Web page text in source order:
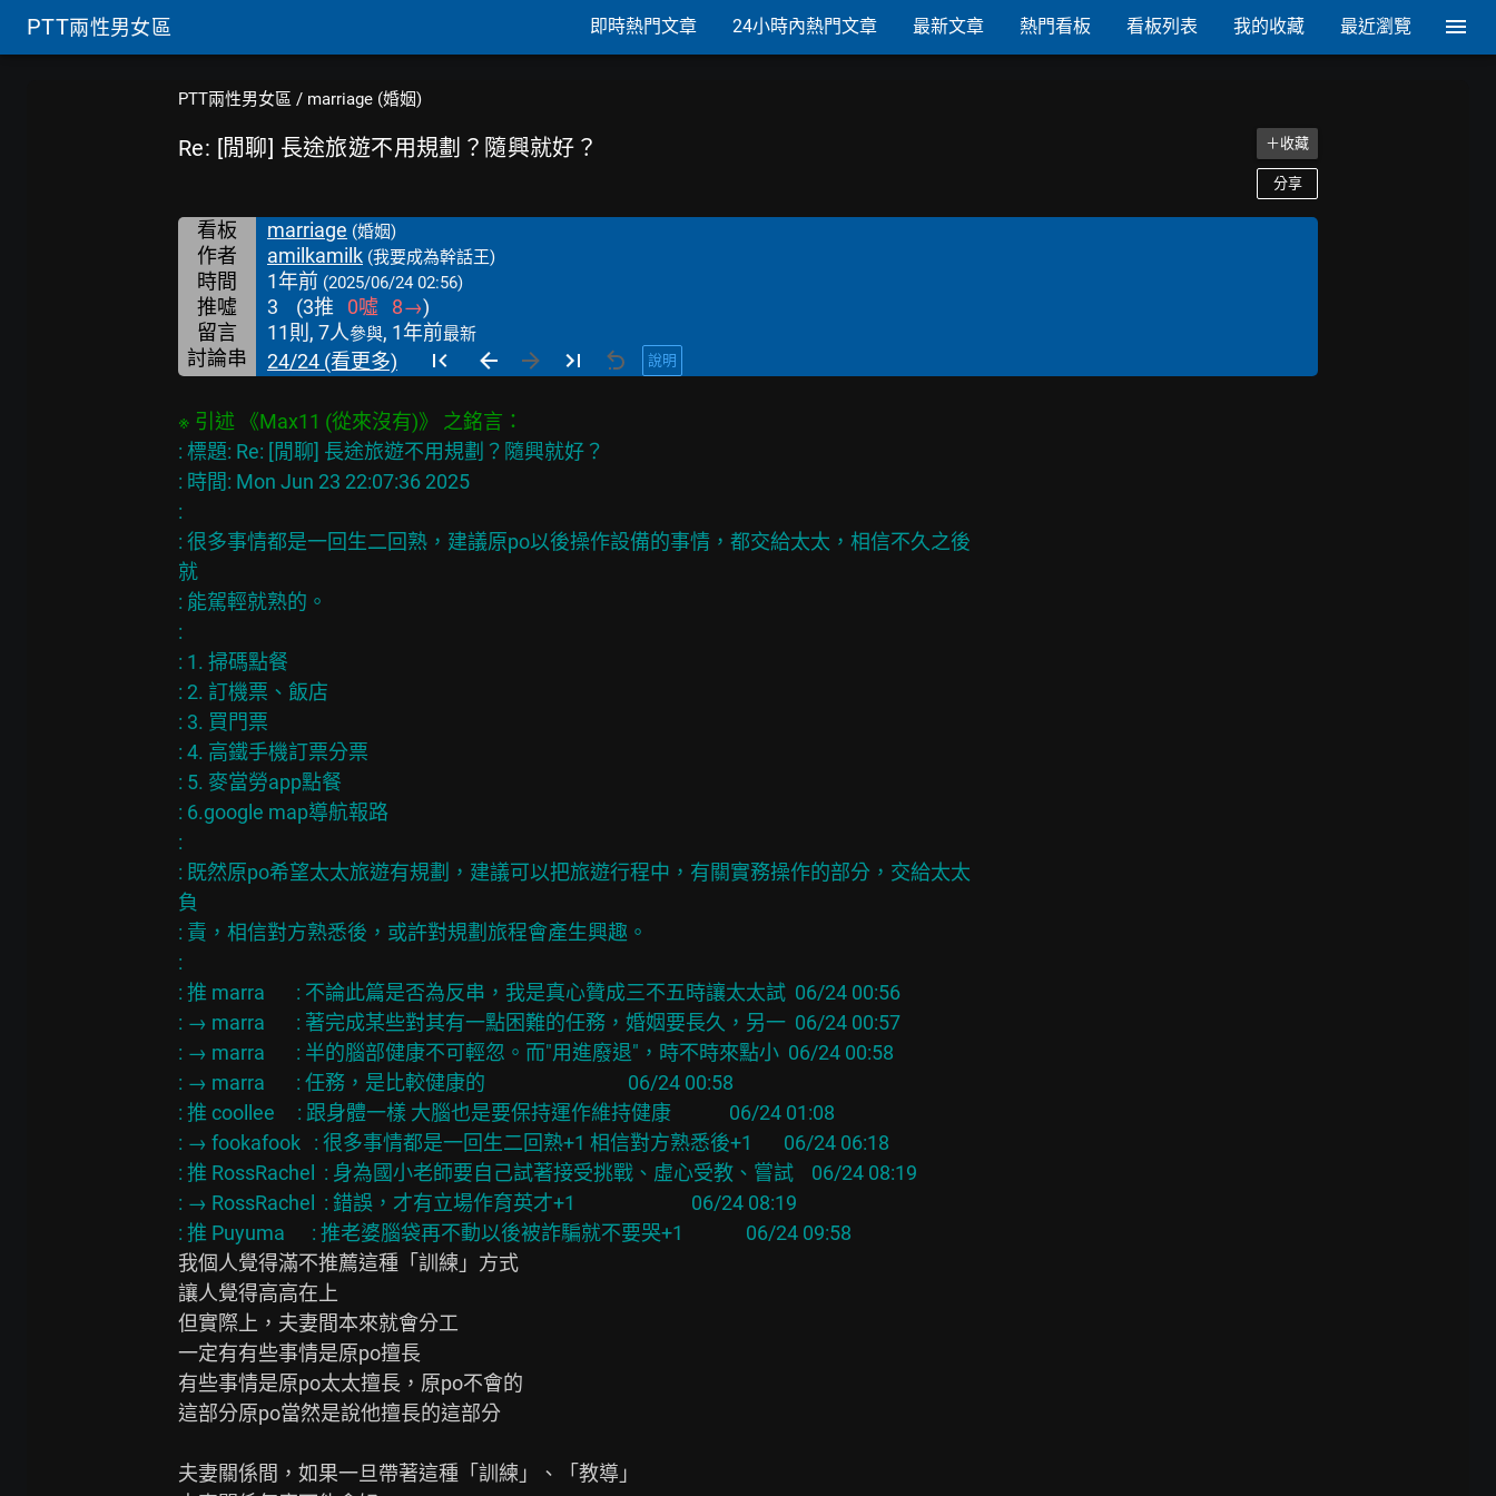
PTT兩性男女區 即時熱門文章 24小時內熱門文章 最新文章 熱門看板 看板列表 我的收藏 最近瀏覽
PTT兩性男女區 / marriage (婚姻)
Re: [閒聊] 長途旅遊不用規劃？隨興就好？ ＋收藏
分享
看板 marriage (婚姻)
作者 amilkamilk (我要成為幹話王)
時間 1年前 (2025/06/24 02:56)
推噓 3 (3推 0噓 8→)
留言
11則, 7人參與, 1年前最新
討論串 24/24 (看更多) 說明
※ 引述 《Max11 (從來沒有)》 之銘言：
: 標題: Re: [閒聊] 長途旅遊不用規劃？隨興就好？
: 時間: Mon Jun 23 22:07:36 2025
:
: 很多事情都是一回生二回熟，建議原po以後操作設備的事情，都交給太太，相信不久之後
就
: 能駕輕就熟的。
:
: 1. 掃碼點餐
: 2. 訂機票、飯店
: 3. 買門票
: 4. 高鐵手機訂票分票
: 5. 麥當勞app點餐
: 6.google map導航報路
:
: 既然原po希望太太旅遊有規劃，建議可以把旅遊行程中，有關實務操作的部分，交給太太
負
: 責，相信對方熟悉後，或許對規劃旅程會產生興趣。
:
: 推 marra       : 不論此篇是否為反串，我是真心贊成三不五時讓太太試  06/24 00:56
: → marra       : 著完成某些對其有一點困難的任務，婚姻要長久，另一  06/24 00:57
: → marra       : 半的腦部健康不可輕忽。而"用進廢退"，時不時來點小  06/24 00:58
: → marra       : 任務，是比較健康的                                06/24 00:58
: 推 coollee     : 跟身體一樣 大腦也是要保持運作維持健康             06/24 01:08
: → fookafook   : 很多事情都是一回生二回熟+1 相信對方熟悉後+1       06/24 06:18
: 推 RossRachel  : 身為國小老師要自己試著接受挑戰、虛心受教、嘗試    06/24 08:19
: → RossRachel  : 錯誤，才有立場作育英才+1                          06/24 08:19
: 推 Puyuma      : 推老婆腦袋再不動以後被詐騙就不要哭+1              06/24 09:58
我個人覺得滿不推薦這種「訓練」方式
讓人覺得高高在上
但實際上，夫妻間本來就會分工
一定有有些事情是原po擅長
有些事情是原po太太擅長，原po不會的
這部分原po當然是說他擅長的這部分
夫妻關係間，如果一旦帶著這種「訓練」、「教導」